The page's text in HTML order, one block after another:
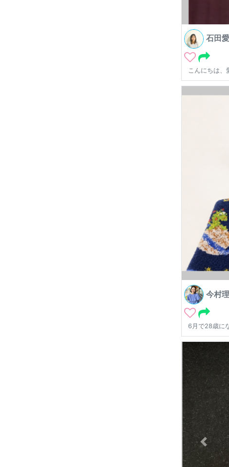
石田
こんにちは
今村
6月で28歳に